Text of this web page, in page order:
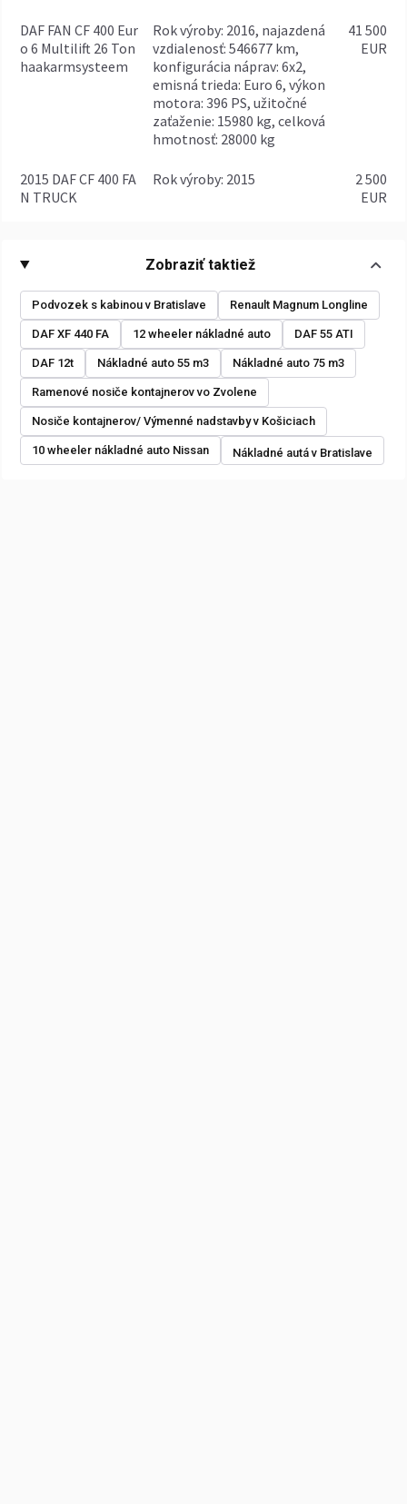
DAF FAN CF 400 Eur
o 6 Multilift 26 Ton
haakarmsysteem
rok výroby: 2016, najazdená
vzdialenosť: 546677 km,
konfigurácia náprav: 6x2,
emisná trieda: Euro 6, výkon
motora: 396 PS, užitočné
zaťaženie: 15980 kg, celková
hmotnosť: 28000 kg
41 500
EUR
2015 DAF CF 400 FA
N TRUCK
rok výroby: 2015
2 500
EUR
Zobraziť taktiež
Podvozek s kabinou v Bratislave Renault Magnum Longline
DAF XF 440 FA 12 wheeler nákladné auto DAF 55 ATI
DAF 12t Nákladné auto 55 m3 Nákladné auto 75 m3
Ramenové nosiče kontajnerov vo Zvolene
Nosiče kontajnerov/ Výmenné nadstavby v Košiciach
10 wheeler nákladné auto Nissan Nákladné autá v Bratislave